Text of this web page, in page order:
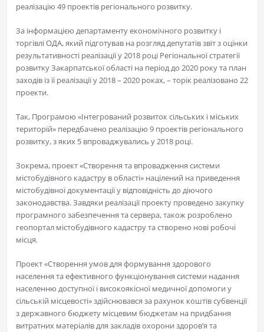
реалізацію 49 проектів регіонального розвитку.
За інформацією департаменту економічного розвитку і
торгівлі ОДА, який підготував на розгляд депутатів звіт з оцінки
результативності реалізації у 2018 році Регіональної стратегії
розвитку Закарпатської області на період до 2020 року та план
заходів із її реалізації у 2018 – 2020 роках, – торік реалізовано 22
проекти.
Так, Програмою «Інтегрований розвиток сільських і міських
територій» передбачено реалізацію 9 проектів регіонального
розвитку, з яких 5 впроваджувались у 2018 році.
Зокрема, проект «Створення та впровадження системи
містобудівного кадастру в області» націлений на приведення
містобудівної документації у відповідність до діючого
законодавства. Завдяки реалізації проекту проведено закупку
програмного забезпечення та сервера, також розроблено
геопортал містобудівного кадастру та створено нові робочі
місця.
Проект «Створення умов для формування здорового
населення та ефективного функціонування системи надання
населенню доступної і високоякісної медичної допомоги у
сільській місцевості» здійснювався за рахунок коштів субвенції
з державного бюджету місцевим бюджетам на придбання
витратних матеріалів для закладів охорони здоров’я та